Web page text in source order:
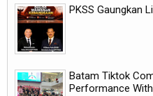
PKSS Gaungkan
Batam Tiktok
Performance